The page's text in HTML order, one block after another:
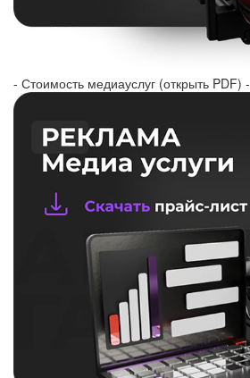
- Стоимость медиауслуг (открыть PDF) -